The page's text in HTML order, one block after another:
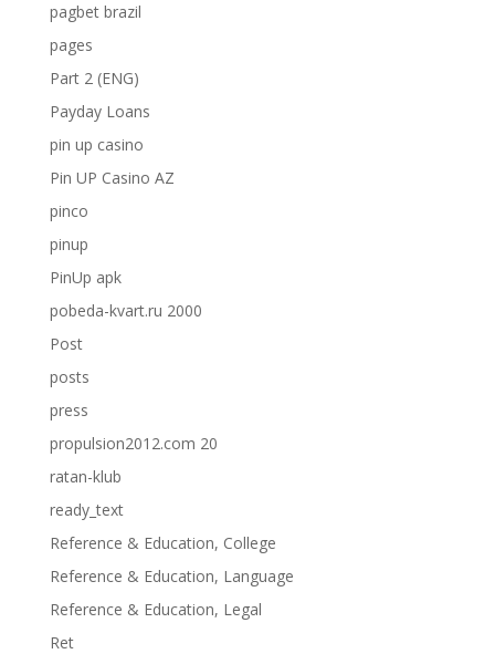
pagbet brazil
pages
Part 2 (ENG)
Payday Loans
pin up casino
Pin UP Casino AZ
pinco
pinup
PinUp apk
pobeda-kvart.ru 2000
Post
posts
press
propulsion2012.com 20
ratan-klub
ready_text
Reference & Education, College
Reference & Education, Language
Reference & Education, Legal
Ret